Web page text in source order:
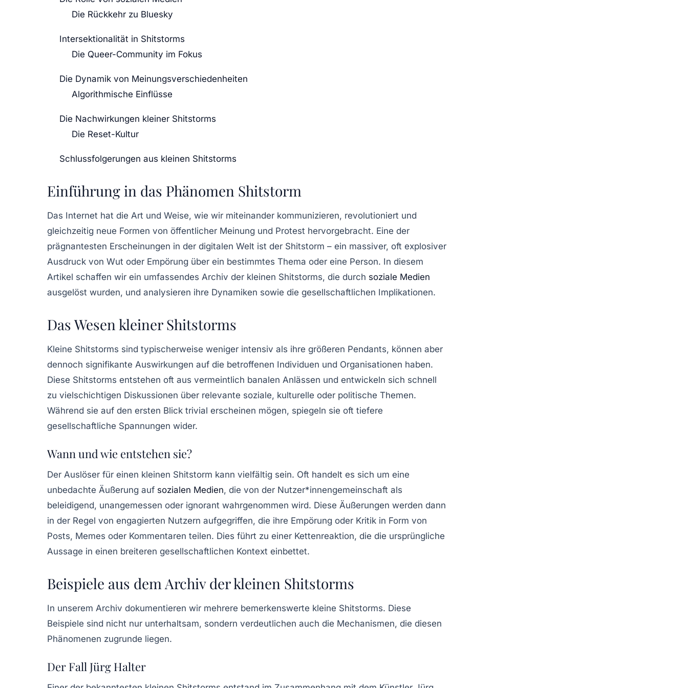
Die Rückkehr zu Bluesky
Intersektionalität in Shitstorms
Die Queer-Community im Fokus
Die Dynamik von Meinungsverschiedenheiten
Algorithmische Einflüsse
Die Nachwirkungen kleiner Shitstorms
Die Reset-Kultur
Schlussfolgerungen aus kleinen Shitstorms
Einführung in das Phänomen Shitstorm
Das Internet hat die Art und Weise, wie wir miteinander kommunizieren, revolutioniert und
gleichzeitig neue Formen von öffentlicher Meinung und Protest hervorgebracht. Eine der
prägnantesten Erscheinungen in der digitalen Welt ist der Shitstorm – ein massiver, oft explosiver
Ausdruck von Wut oder Empörung über ein bestimmtes Thema oder eine Person. In diesem
Artikel schaffen wir ein umfassendes Archiv der kleinen Shitstorms, die durch soziale Medien
ausgelöst wurden, und analysieren ihre Dynamiken sowie die gesellschaftlichen Implikationen.
Das Wesen kleiner Shitstorms
Kleine Shitstorms sind typischerweise weniger intensiv als ihre größeren Pendants, können aber
dennoch signifikante Auswirkungen auf die betroffenen Individuen und Organisationen haben.
Diese Shitstorms entstehen oft aus vermeintlich banalen Anlässen und entwickeln sich schnell
zu vielschichtigen Diskussionen über relevante soziale, kulturelle oder politische Themen.
Während sie auf den ersten Blick trivial erscheinen mögen, spiegeln sie oft tiefere
gesellschaftliche Spannungen wider.
Wann und wie entstehen sie?
Der Auslöser für einen kleinen Shitstorm kann vielfältig sein. Oft handelt es sich um eine
unbedachte Äußerung auf sozialen Medien, die von der Nutzer*innengemeinschaft als
beleidigend, unangemessen oder ignorant wahrgenommen wird. Diese Äußerungen werden dann
in der Regel von engagierten Nutzern aufgegriffen, die ihre Empörung oder Kritik in Form von
Posts, Memes oder Kommentaren teilen. Dies führt zu einer Kettenreaktion, die die ursprüngliche
Aussage in einen breiteren gesellschaftlichen Kontext einbettet.
Beispiele aus dem Archiv der kleinen Shitstorms
In unserem Archiv dokumentieren wir mehrere bemerkenswerte kleine Shitstorms. Diese
Beispiele sind nicht nur unterhaltsam, sondern verdeutlichen auch die Mechanismen, die diesen
Phänomenen zugrunde liegen.
Der Fall Jürg Halter